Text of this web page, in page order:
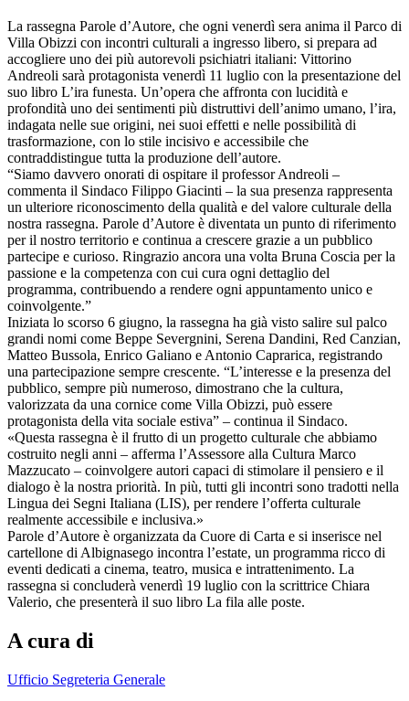
La rassegna Parole d’Autore, che ogni venerdì sera anima il Parco di
Villa Obizzi con incontri culturali a ingresso libero, si prepara ad
accogliere uno dei più autorevoli psichiatri italiani: Vittorino
Andreoli sarà protagonista venerdì 11 luglio con la presentazione del
suo libro L’ira funesta. Un’opera che affronta con lucidità e
profondità uno dei sentimenti più distruttivi dell’animo umano, l’ira,
indagata nelle sue origini, nei suoi effetti e nelle possibilità di
trasformazione, con lo stile incisivo e accessibile che
contraddistingue tutta la produzione dell’autore.
“Siamo davvero onorati di ospitare il professor Andreoli –
commenta il Sindaco Filippo Giacinti – la sua presenza rappresenta
un ulteriore riconoscimento della qualità e del valore culturale della
nostra rassegna. Parole d’Autore è diventata un punto di riferimento
per il nostro territorio e continua a crescere grazie a un pubblico
partecipe e curioso. Ringrazio ancora una volta Bruna Coscia per la
passione e la competenza con cui cura ogni dettaglio del
programma, contribuendo a rendere ogni appuntamento unico e
coinvolgente.”
Iniziata lo scorso 6 giugno, la rassegna ha già visto salire sul palco
grandi nomi come Beppe Severgnini, Serena Dandini, Red Canzian,
Matteo Bussola, Enrico Galiano e Antonio Caprarica, registrando
una partecipazione sempre crescente. “L’interesse e la presenza del
pubblico, sempre più numeroso, dimostrano che la cultura,
valorizzata da una cornice come Villa Obizzi, può essere
protagonista della vita sociale estiva” – continua il Sindaco.
«Questa rassegna è il frutto di un progetto culturale che abbiamo
costruito negli anni – afferma l’Assessore alla Cultura Marco
Mazzucato – coinvolgere autori capaci di stimolare il pensiero e il
dialogo è la nostra priorità. In più, tutti gli incontri sono tradotti nella
Lingua dei Segni Italiana (LIS), per rendere l’offerta culturale
realmente accessibile e inclusiva.»
Parole d’Autore è organizzata da Cuore di Carta e si inserisce nel
cartellone di Albignasego incontra l’estate, un programma ricco di
eventi dedicati a cinema, teatro, musica e intrattenimento. La
rassegna si concluderà venerdì 19 luglio con la scrittrice Chiara
Valerio, che presenterà il suo libro La fila alle poste.
A cura di
Ufficio Segreteria Generale